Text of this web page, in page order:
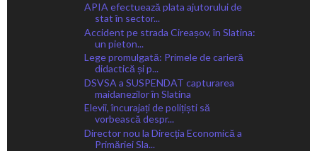
APIA efectuează plata ajutorului de
stat în sector...
Accident pe strada Cireașov, în Slatina:
un pieton...
Lege promulgată: Primele de carieră
didactică și p...
DSVSA a SUSPENDAT capturarea
maidanezilor în Slatina
Elevii, încurajați de polițiști să
vorbească despr...
Director nou la Direcția Economică a
Primăriei Sla...